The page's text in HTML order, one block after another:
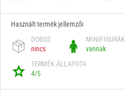
Használt termék jellemzői
DOBOZ
nincs
MINIFIGURÁK
vannak
TERMÉK ÁLLAPOTA
4/5